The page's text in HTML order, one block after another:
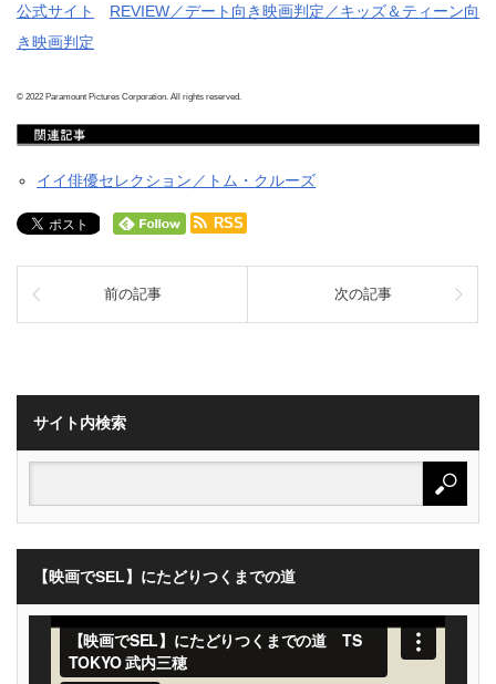
公式サイト
REVIEW／デート向き映画判定／キッズ＆ティーン向
き映画判定
© 2022 Paramount Pictures Corporation. All rights reserved.
イイ俳優セレクション／トム・クルーズ
RSS
前の記事 次の記事
サイト内検索
【映画でSEL】にたどりつくまでの道
動